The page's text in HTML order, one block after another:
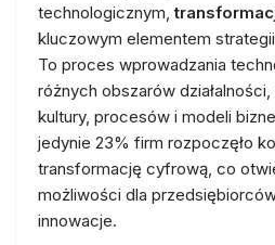
technologicznym,
kluczowym elementem
To proces wprowadzania
różnych obszarów
kultury, procesów i modeli
jedynie 23% firm rozpoczęło
transformację cyfrową, co
możliwości dla
innowacje.